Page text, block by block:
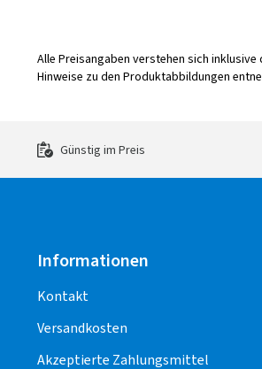
Alle Preisangaben verstehen sich
Hinweise zu den Produktabbildungen
Günstig im Preis
Informationen
Kontakt
Versandkosten
Akzeptierte Zahlungsmittel